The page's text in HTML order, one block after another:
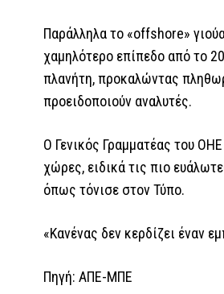
Παράλληλα το «offshore»
χαμηλότερο επίπεδο από το
πλανήτη, προκαλώντας
προειδοποιούν αναλυτές.
Ο Γενικός Γραμματέας του
χώρες, ειδικά τις πιο
όπως τόνισε στον Τύπο.
«Κανένας δεν κερδίζει έναν
Πηγή: ΑΠΕ-ΜΠΕ